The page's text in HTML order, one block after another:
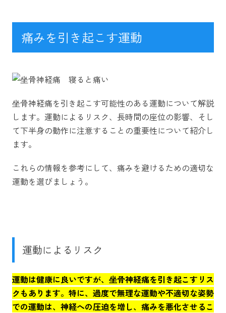
痛みを引き起こす運動
坐骨神経痛を引き起こす可能性のある運動について解説
します。運動によるリスク、長時間の座位の影響、そし
て下半身の動作に注意することの重要性について紹介し
ます。
これらの情報を参考にして、痛みを避けるための適切な
運動を選びましょう。
運動によるリスク
運動は健康に良いですが、坐骨神経痛を引き起こすリス
クもあります。特に、過度で無理な運動や不適切な姿勢
での運動は、神経への圧迫を増し、痛みを悪化させるこ